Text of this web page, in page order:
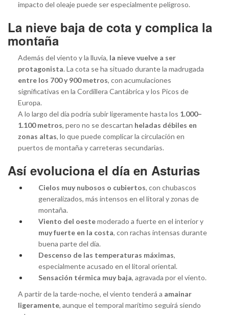
impacto del oleaje puede ser especialmente peligroso.
La nieve baja de cota y complica la
montaña
Además del viento y la lluvia, la nieve vuelve a ser
protagonista. La cota se ha situado durante la madrugada
entre los 700 y 900 metros, con acumulaciones
significativas en la Cordillera Cantábrica y los Picos de
Europa.
A lo largo del día podría subir ligeramente hasta los 1.000–
1.100 metros, pero no se descartan heladas débiles en
zonas altas, lo que puede complicar la circulación en
puertos de montaña y carreteras secundarias.
Así evoluciona el día en Asturias
Cielos muy nubosos o cubiertos, con chubascos
generalizados, más intensos en el litoral y zonas de
montaña.
Viento del oestemoderado a fuerte en el interior y
muy fuerte en la costa, con rachas intensas durante
buena parte del día.
Descenso de las temperaturas máximas,
especialmente acusado en el litoral oriental.
Sensación térmica muy baja, agravada por el viento.
A partir de la tarde-noche, el viento tenderá a amainar
ligeramente, aunque el temporal marítimo seguirá siendo